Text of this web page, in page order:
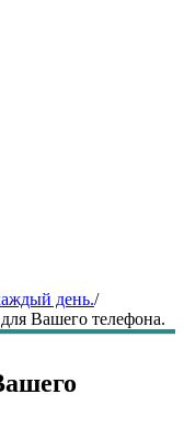
день./
Вашего телефона.